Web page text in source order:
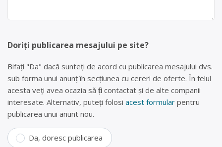
Doriți publicarea mesajului pe site?
Bifați "Da" dacă sunteți de acord cu publicarea mesajului dvs.
sub forma unui anunț în secțiunea cu cereri de oferte. În felul
acesta veți avea ocazia să fiți contactat și de alte companii
interesate. Alternativ, puteți folosi acest formular pentru
publicarea unui anunt nou.
Da, doresc publicarea